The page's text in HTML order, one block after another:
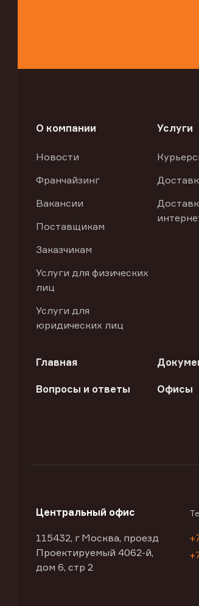
О компании
Новости
Франчайзинг
Вакансии
Поставщикам
Заказчикам
Услуги для физических
лиц
Услуги для
юридических лиц
Услуги
Главная
Вопросы и ответы Офисы
Центральный офис
115432, г Москва, проезд
Проектируемый 4062-й,
дом 6, стр 2